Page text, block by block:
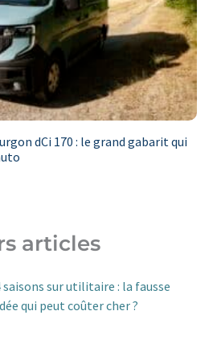
dCi 170 : le grand gabarit qui
articles
saisons sur utilitaire : la fausse
qui peut coûter cher ?